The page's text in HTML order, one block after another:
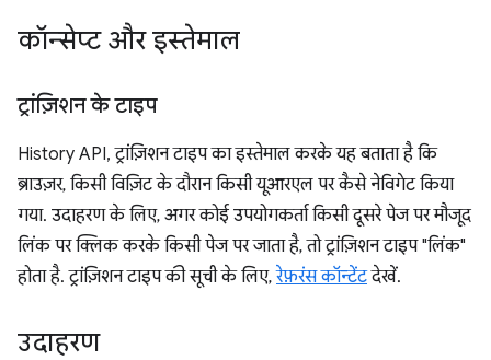
कॉन्सेप्ट और इस्तेमाल
ट्रांज़िशन के टाइप
History API, ट्रांज़िशन टाइप का इस्तेमाल करके यह बताता है कि
ब्राउज़र, किसी विज़िट के दौरान किसी यूआरएल पर कैसे नेविगेट किया
गया. उदाहरण के लिए, अगर कोई उपयोगकर्ता किसी दूसरे पेज पर मौजूद
लिंक पर क्लिक करके किसी पेज पर जाता है, तो ट्रांज़िशन टाइप "लिंक"
होता है. ट्रांज़िशन टाइप की सूची के लिए,रेफ़रंस कॉन्टेंटदेखें.
उदाहरण